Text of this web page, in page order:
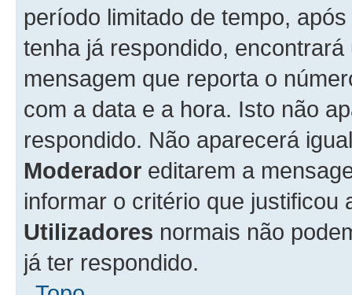
período limitado de tempo,
tenha já respondido,
mensagem que reporta o
com a data e a hora. Isto não
respondido. Não aparecerá
Moderador editarem a
informar o critério que
Utilizadores normais não
já ter respondido.